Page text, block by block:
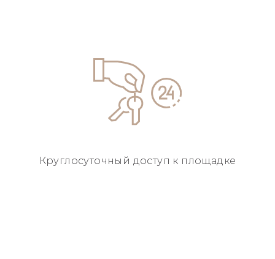
Круглосуточный доступ к площадке